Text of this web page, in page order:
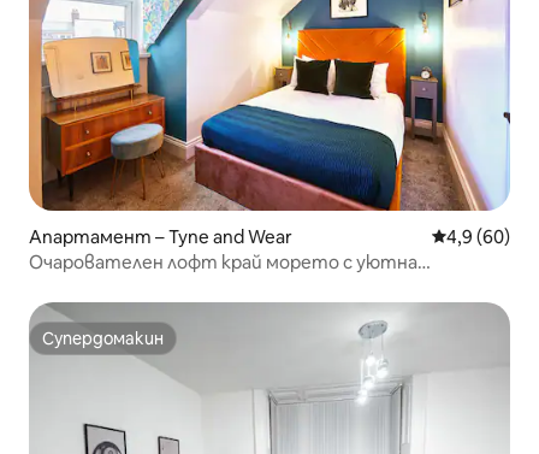
Апартамент – Tyne and Wear Средна
4,9 (60)
Очарователен лофт край морето с уютна
Супердомакин
Супердомакин